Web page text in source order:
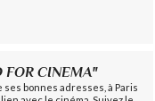
FOR CINEMA"
bonnes adresses, à Paris